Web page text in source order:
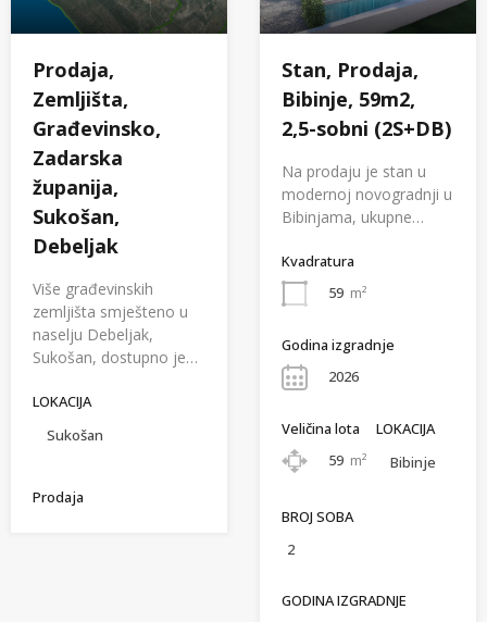
Prodaja,
Zemljišta,
Građevinsko,
Zadarska
županija,
Sukošan,
Debeljak
Više građevinskih
zemljišta smješteno u
naselju Debeljak,
Sukošan, dostupno je…
LOKACIJA
Sukošan
Prodaja
Stan, Prodaja,
Bibinje, 59m2,
2,5-sobni (2S+DB)
Na prodaju je stan u
modernoj novogradnji u
Bibinjama, ukupne…
Kvadratura
59 m²
Godina izgradnje
2026
Veličina lota
59 m²
LOKACIJA
Bibinje
BROJ SOBA
2
GODINA IZGRADNJE